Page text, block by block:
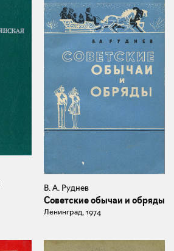
В. А. Руднев
Советские обычаи и обряды
Ленинград, 1974